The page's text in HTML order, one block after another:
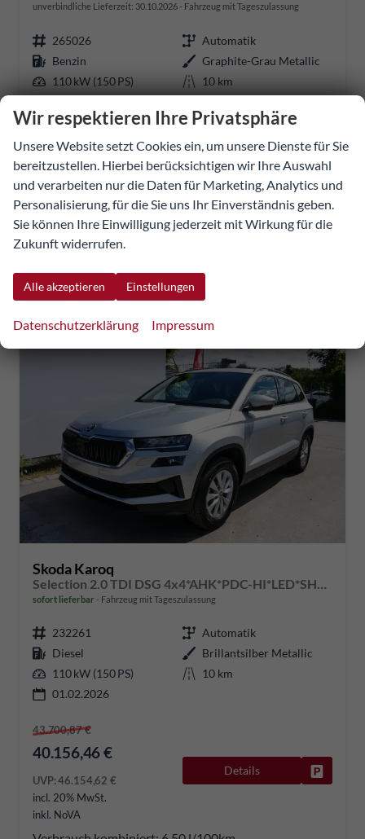
unverbindliche Lieferzeit: 30.10.2026 Fahrzeug mit Tageszulassung
265026
Automatik
Benzin
Graphite-Grau Metallic
110 kW (150 PS)
10 km
40.113,26 €
UVP:48.917,65 €
incl. 20% MwSt.
inkl. NoVA
Verbrauch kombiniert:
CO2 -Emissionen:140,00 g/km
Skoda Karoq
Selection 2.0 TDI DSG 4x4*AHK*PDC-HI*LED*SHZ*SMARTLINK*TEMPOMAT
sofort lieferbar Fahrzeug mit Tageszulassung
232261
Automatik
Diesel
Brillantsilber Metallic
110 kW (150 PS)
10 km
01.02.2026
43.700,87 €
40.156,46 €
UVP:46.154,62 €
incl. 20% MwSt.
inkl. NoVA
Details
Wir respektieren Ihre Privatsphäre
Unsere Website setzt Cookies ein, um unsere Dienste für Sie
bereitzustellen. Hierbei berücksichtigen wir Ihre Auswahl
und verarbeiten nur die Daten für Marketing, Analytics und
Personalisierung, für die Sie uns Ihr Einverständnis geben.
Sie können Ihre Einwilligung jederzeit mit Wirkung für die
Zukunft widerrufen.
Alle akzeptieren Einstellungen
Datenschutzerklärung Impressum